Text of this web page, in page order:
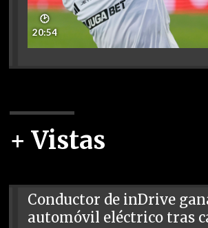
🕑
20:54
+ Vistas
Conductor de inDrive
automóvil eléctrico tras